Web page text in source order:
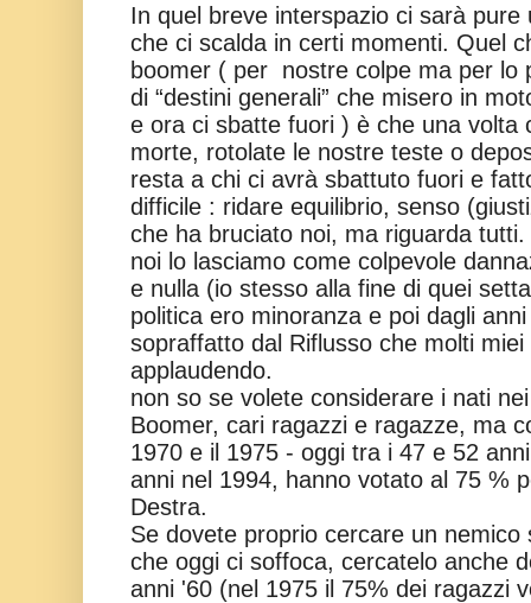
In quel breve interspazio ci sarà pure
che ci scalda in certi momenti. Quel
boomer ( per nostre colpe ma per lo
di “destini generali” che misero in
e ora ci sbatte fuori ) è che una volta
morte, rotolate le nostre teste o
resta a chi ci avrà sbattuto fuori e
difficile : ridare equilibrio, senso
che ha bruciato noi, ma riguarda tutti.
noi lo lasciamo come colpevole
e nulla (io stesso alla fine di quei
politica ero minoranza e poi dagli
sopraffatto dal Riflusso che molti miei
applaudendo.
non so se volete considerare i nati
Boomer, cari ragazzi e ragazze, ma
1970 e il 1975 - oggi tra i 47 e 52
anni nel 1994, hanno votato al 75 %
Destra.
Se dovete proprio cercare un nemico
che oggi ci soffoca, cercatelo anche
anni '60 (nel 1975 il 75% dei ragazzi